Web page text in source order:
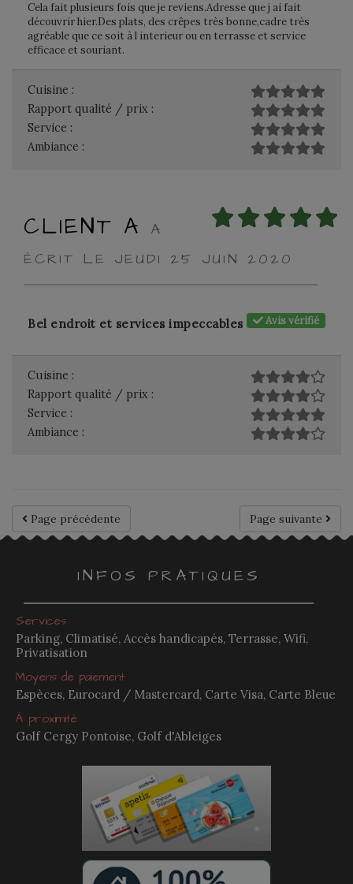
Cela fait plusieurs fois que je reviens.Adresse que j ai fait
découvrir hier.Des plats, des crêpes très bonne,cadre très
agréable que ce soit à l interieur ou en terrasse et service
efficace et souriant.
Cuisine :
Rapport qualité / prix :
Service :
Ambiance :
CLIENT A
A
ÉCRIT LE JEUDI 25 JUIN 2020
Avis vérifié
Bel endroit et services impeccables
Cuisine :
Rapport qualité / prix :
Service :
Ambiance :
Page suivante
Page précédente
INFOS PRATIQUES
Services
Parking, Climatisé, Accès handicapés, Terrasse, Wifi,
Privatisation
Moyens de paiement
Espèces, Eurocard / Mastercard, Carte Visa, Carte Bleue
À proximité
Golf Cergy Pontoise, Golf d'Ableiges